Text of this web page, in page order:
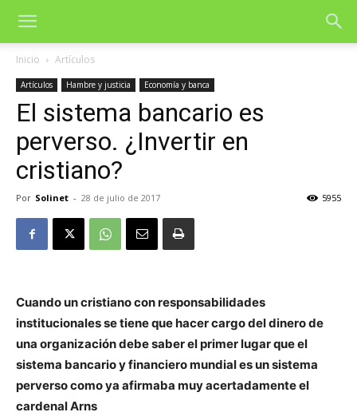
Inicio Artículos
Artículos Hambre y justicia Economía y banca
El sistema bancario es
perverso. ¿Invertir en
cristiano?
Por Solinet - 28 de julio de 2017 5955
Cuando un cristiano con responsabilidades
institucionales se tiene que hacer cargo del dinero de
una organización debe saber el primer lugar que el
sistema bancario y financiero mundial es un sistema
perverso como ya afirmaba muy acertadamente el
cardenal Arns